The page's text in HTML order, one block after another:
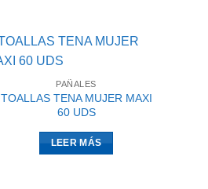
PAÑALES
TOALLAS TENA MUJER MAXI
60 UDS
LEER MÁS